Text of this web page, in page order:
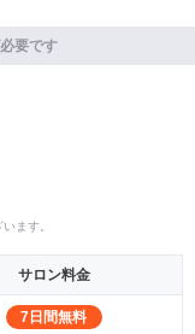
要です
ます。
サロン料金
7日間無料